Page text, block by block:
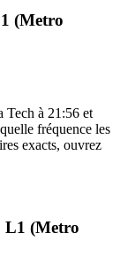
(Metro
Tech à 21:56 et
fréquence les
exacts, ouvrez
L1 (Metro